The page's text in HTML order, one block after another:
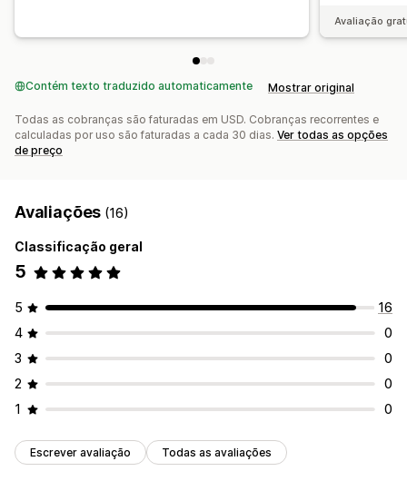
Avaliação
Contém texto traduzido automaticamente Mostrar original
Todas as cobranças são faturadas em USD. Cobranças recorrentes e
calculadas por uso são faturadas a cada 30 dias. Ver todas as opções
de preço
Avaliações (16)
Classificação geral
5
5
16
4
0
3
0
2
0
1
0
Escrever avaliação Todas as avaliações